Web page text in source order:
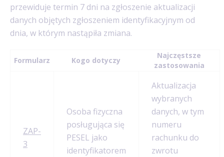
przewiduje termin 7 dni na zgłoszenie aktualizacji
danych objętych zgłoszeniem identyfikacyjnym od
dnia, w którym nastąpiła zmiana.
Formularz Kogo dotyczy
Najczęstsze
zastosowania
ZAP-
3
Osoba fizyczna
posługująca się
PESEL jako
identyfikatorem
Aktualizacja
wybranych
danych, w tym
numeru
rachunku do
zwrotu